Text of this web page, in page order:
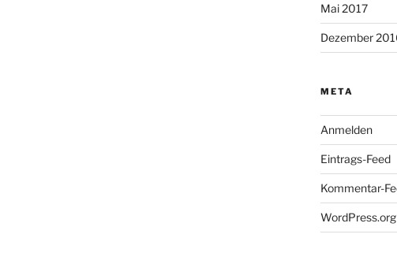
Mai 2017
Dezember
META
Anmelden
Eintrags-Feed
Kommentar-
WordPress.org